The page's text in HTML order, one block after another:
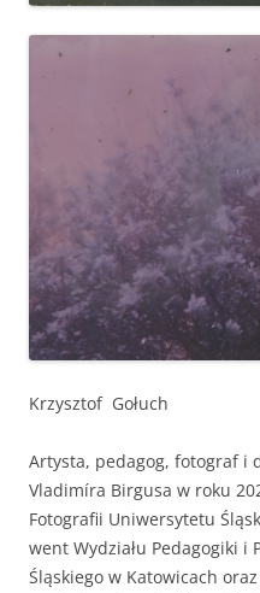
Krzysztof Gołuch
Artys­ta, ped­a­gog, fotograf i
Vladimíra Bir­gusa w roku
Fotografii Uni­w­er­syte­tu
went Wydzi­ału Ped­a­gogi­ki i
Śląskiego w Katow­icach